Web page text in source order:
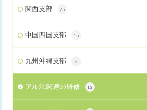
関西支部 75
中国四国支部 15
九州沖縄支部 6
アル法関連の研修 13